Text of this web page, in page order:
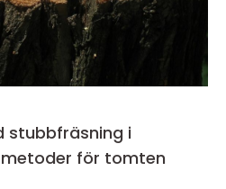
stubbfräsning i
för tomten